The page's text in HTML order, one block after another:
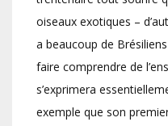
oiseaux exotiques –
a beaucoup de
faire comprendre de
s’exprimera
exemple que son